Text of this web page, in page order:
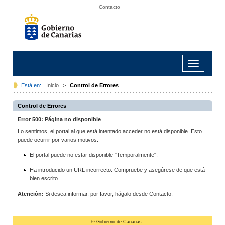
Contacto
Toggle
navigation
Está en: Inicio > Control de Errores
Control de Errores
Error 500: Página no disponible
Lo sentimos, el portal al que está intentado acceder no está disponible. Esto
puede ocurrir por varios motivos:
El portal puede no estar disponible "Temporalmente".
Ha introducido un URL incorrecto. Compruebe y asegúrese de que está
bien escrito.
Atención: Si desea informar, por favor, hágalo desde Contacto.
© Gobierno de Canarias